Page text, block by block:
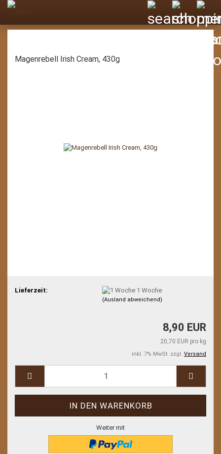
Magenrebell Irish Cream, 430g
Lieferzeit: 1 Woche
(Ausland abweichend)
8,90 EUR
20,70 EUR pro kg
inkl. 7% MwSt. zzgl. Versand
Weiter mit